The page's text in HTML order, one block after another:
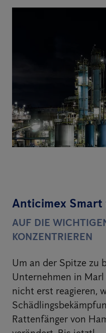
Anticimex
AUF DIE
KONZENTRIEREN
Um an der Spitze zu
Unternehmen in
nicht erst reagieren,
Rattenfänger von